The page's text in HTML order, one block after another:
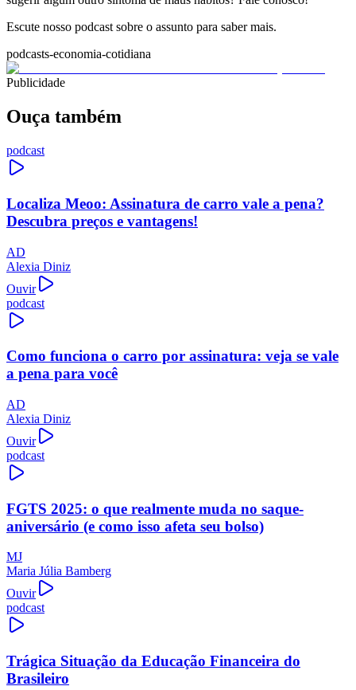
Escute nosso podcast sobre o assunto para saber mais.
podcasts-economia-cotidiana
Publicidade
Ouça também
podcast
Localiza Meoo: Assinatura de carro vale a pena?
Descubra preços e vantagens!
AD
Alexia Diniz
Ouvir
podcast
Como funciona o carro por assinatura: veja se vale
a pena para você
AD
Alexia Diniz
Ouvir
podcast
FGTS 2025: o que realmente muda no saque-
aniversário (e como isso afeta seu bolso)
MJ
Maria Júlia Bamberg
Ouvir
podcast
Trágica Situação da Educação Financeira do
Brasileiro